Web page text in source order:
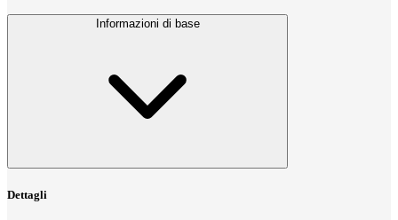
Informazioni di base
Dettagli